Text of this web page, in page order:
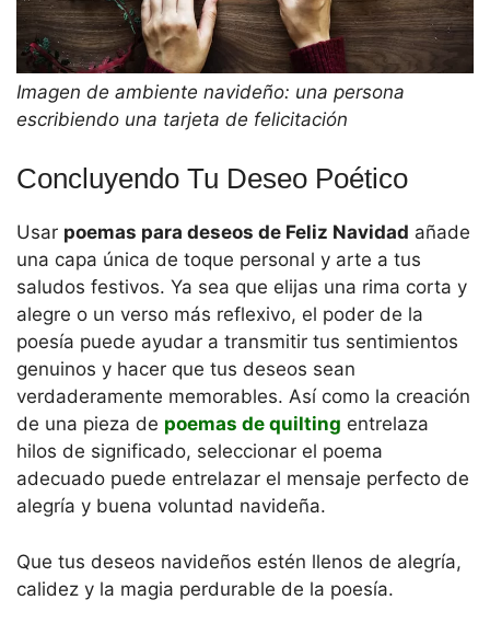
Imagen de ambiente navideño: una persona
escribiendo una tarjeta de felicitación
Concluyendo Tu Deseo Poético
Usar poemas para deseos de Feliz Navidad añade
una capa única de toque personal y arte a tus
saludos festivos. Ya sea que elijas una rima corta y
alegre o un verso más reflexivo, el poder de la
poesía puede ayudar a transmitir tus sentimientos
genuinos y hacer que tus deseos sean
verdaderamente memorables. Así como la creación
de una pieza de poemas de quilting entrelaza
hilos de significado, seleccionar el poema
adecuado puede entrelazar el mensaje perfecto de
alegría y buena voluntad navideña.
Que tus deseos navideños estén llenos de alegría,
calidez y la magia perdurable de la poesía.